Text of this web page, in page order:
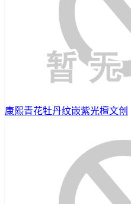
康熙青花牡丹纹嵌紫光檀文创